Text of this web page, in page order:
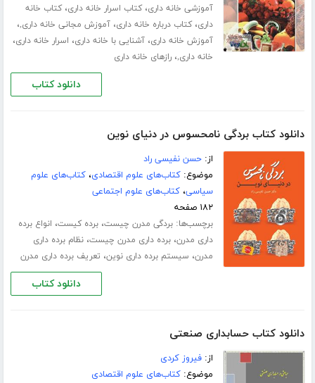
آموزشی خانه داری،کتاب اسرار خانه داری،کتاب خانه
داری،کتاب درباره خانه داری،آموزش مجانی خانه داری,،
آموزش خانه داری،آشنایی با خانه داری، اسرار خانه داری،
خانه داری,،رازهای خانه داری
دانلود کتاب
دانلود کتاب بردگی نامحسوس در دنیای نوین
از:حسن نفیسی راد
موضوع:کتاب‌های علوم اقتصادی،کتاب‌های علوم
سیاسی،کتاب‌های علوم اجتماعی
۱۸۲ صفحه
برچسب‌ها:بردگی مدرن چیست،برده کیست، انواع برده
داری مدرن،برده داری مدرن چیست،نظام برده داری
مدرن، سیستم برده داری نوین، تعریف برده داری مدرن
دانلود کتاب
دانلود کتاب حسابداری صنعتی
از:فیروز کردی
موضوع:کتاب‌های علوم اقتصادی